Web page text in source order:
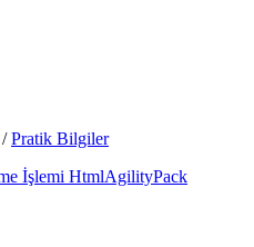
/Pratik Bilgiler
İşlemi HtmlAgilityPack